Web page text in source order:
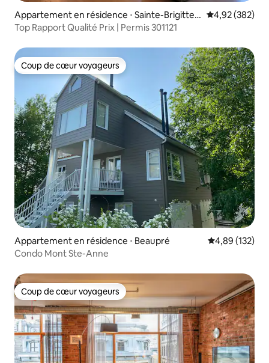
Appartement en résidence ⋅ Sainte-Brigitte-
de-Laval
Évaluation
4,92 (382)
Top Rapport Qualité Prix | Permis 301121
Coup de cœur voyageurs
Coup de cœur voyageurs
Appartement en résidence ⋅ Beaupré Évaluation
4,89 (132)
Condo Mont Ste-Anne
Coup de cœur voyageurs
Coup de cœur voyageurs